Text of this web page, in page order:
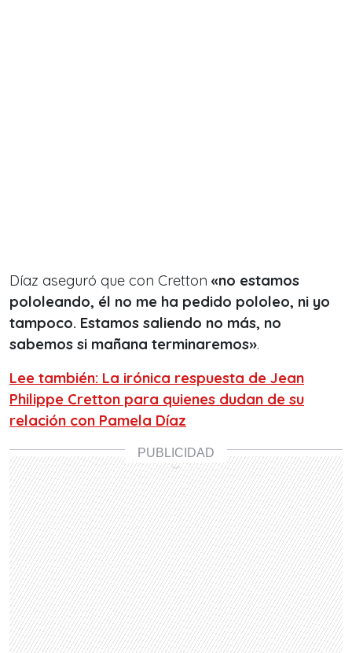
Díaz aseguró que con Cretton «no estamos
pololeando, él no me ha pedido pololeo, ni yo
tampoco. Estamos saliendo no más, no
sabemos si mañana terminaremos».
Lee también: La irónica respuesta de Jean
Philippe Cretton para quienes dudan de su
relación con Pamela Díaz